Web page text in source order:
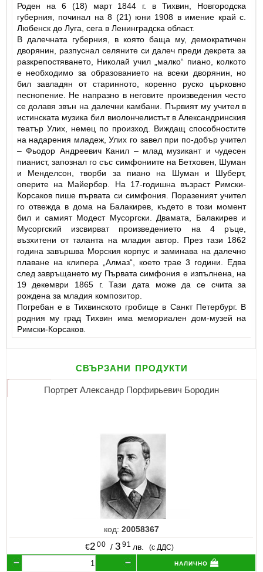
Роден на 6 (18) март 1844 г. в Тихвин, Новгородска
губерния, починал на 8 (21) юни 1908 в имение край с.
Любенск до Луга, сега в Ленинградска област.
В далечната губерния, в която баща му, демократичен
дворянин, разпуснал селяните си далеч преди декрета за
разкрепостяването, Николай учил „малко“ пиано, колкото
е необходимо за образованието на всеки дворянин, но
бил завладян от старинното, коренно руско църковно
песнопение. Не напразно в неговите произведения често
се долавя звън на далечни камбани. Първият му учител в
истинската музика бил виолончелистът в Александринския
театър Улих, немец по произход. Виждащ способностите
на надарения младеж, Улих го завел при по-добър учител
– Фьодор Андреевич Канил – млад музикант и чудесен
пианист, запознал го със симфониите на Бетховен, Шуман
и Менделсон, творби за пиано на Шуман и Шуберт,
оперите на Майербер. На 17-годишна възраст Римски-
Корсаков пише първата си симфония. Поразеният учител
го отвежда в дома на Балакирев, където в този момент
бил и самият Модест Мусоргски. Двамата, Балакирев и
Мусоргский изсвирват произведението на 4 ръце,
възхитени от таланта на младия автор. През тази 1862
година завършва Морския корпус и заминава на далечно
плаване на клипера „Алмаз“, което трае 3 години. Едва
след завръщането му Първата симфония е изпълнена, на
19 декември 1865 г. Тази дата може да се счита за
рождена за младия композитор.
Погребан е в Тихвинското гробище в Санкт Петербург. В
родния му град Тихвин има мемориален дом-музей на
Римски-Корсаков.
свързани продукти
Портрет Александр Порфирьевич Бородин
код: 20058367
€2 00 / 3 91 лв. (с ДДС)
налично